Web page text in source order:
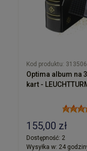
Kod produktu: 313506
Optima album na
155,00 zł
Dostępność: 2
Wysyłka w: 24